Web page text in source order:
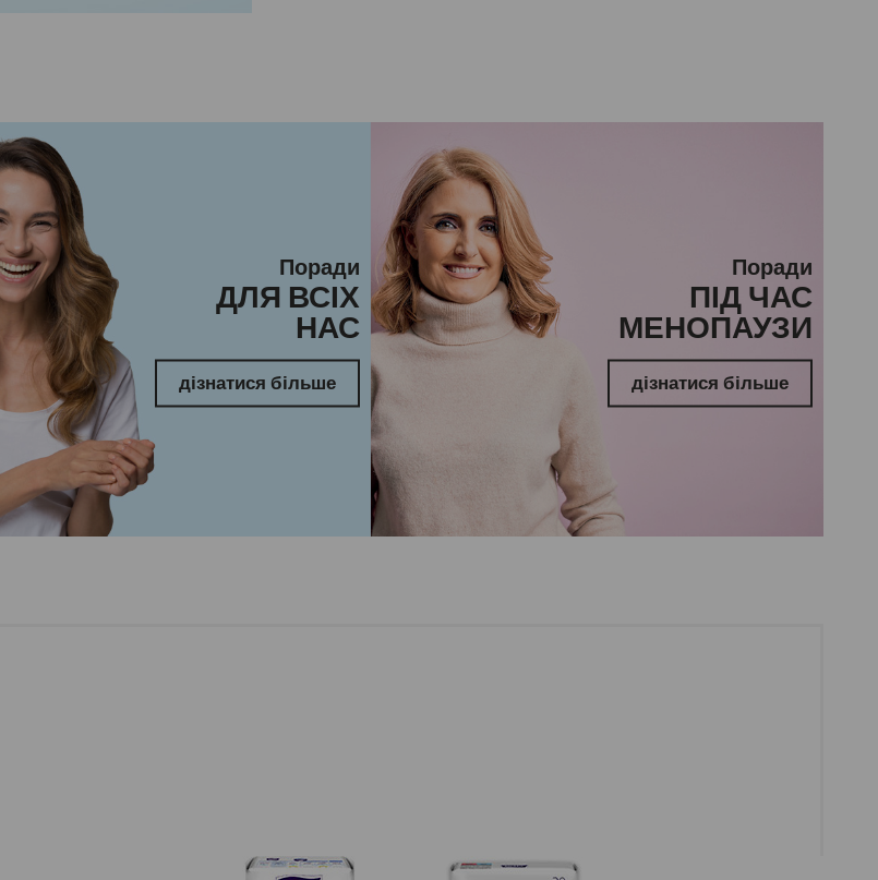
Поради
ДЛЯ ВСІХ
НАС
дізнатися більше
Поради
ПІД ЧАС
МЕНОПАУЗИ
дізнатися більше